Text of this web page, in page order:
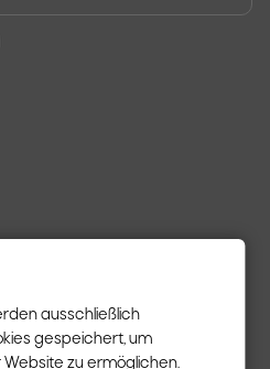
ausschließlich
gespeichert, um
zu ermöglichen.